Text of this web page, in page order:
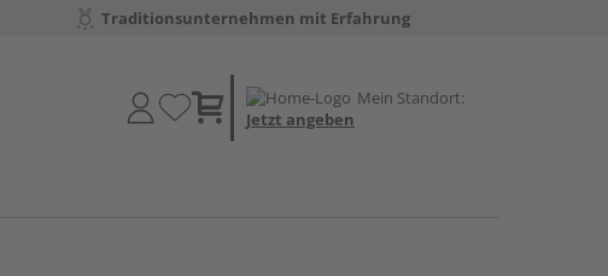
Traditionsunternehmen mit Erfahrung
Mein Standort:
Jetzt angeben